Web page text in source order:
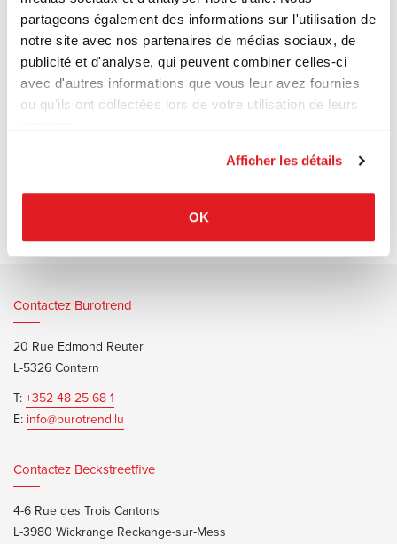
partageons également des informations sur l'utilisation de
notre site avec nos partenaires de médias sociaux, de
publicité et d'analyse, qui peuvent combiner celles-ci
avec d'autres informations que vous leur avez fournies
ou qu'ils ont collectées lors de votre utilisation de leurs
Afficher les détails
OK
CollectionForestde Fast : des chaises d'extérieur élégantes en
aluminium, au design emblématique alliant nature et technologie.
Des chaises qui s'adaptent à tous les styles et à tous les goûts.
Contactez Burotrend
20 Rue Edmond Reuter
L-5326 Contern
T:+352 48 25 68 1
E: info@burotrend.lu
Contactez Beckstreetfive
4-6 Rue des Trois Cantons
L-3980 Wickrange Reckange-sur-Mess